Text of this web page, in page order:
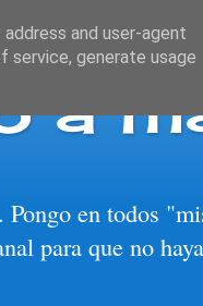
a
en todos
para que no
and user-agent
service, generate usage